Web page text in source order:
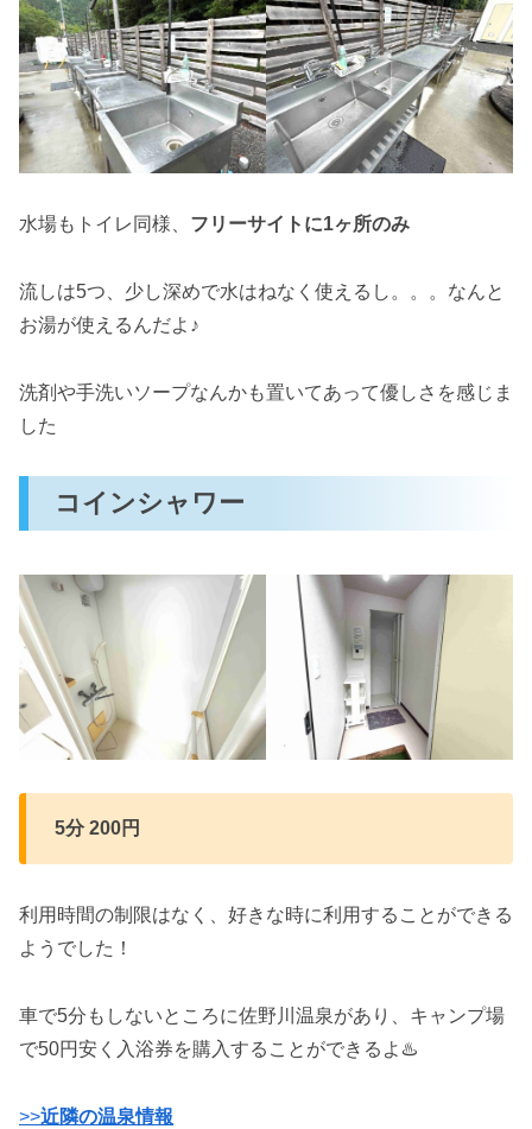
水場もトイレ同様、 フリーサイトに1ヶ所のみ
流しは5つ、少し深めで水はねなく使えるし。。。なんと
お湯が使えるんだよ♪
洗剤や手洗いソープなんかも置いてあって優しさを感じま
した
コインシャワー
5分 200円
利用時間の制限はなく、好きな時に利用することができる
ようでした！
車で5分もしないところに佐野川温泉があり、キャンプ場
で50円安く入浴券を購入することができるよ♨️
>>近隣の温泉情報